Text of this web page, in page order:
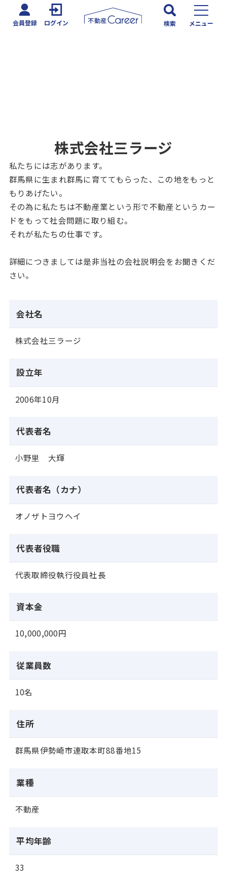
会員登録 ログイン 検索 メニュー
株式会社三ラージ
私たちには志があります。
群馬県に生まれ群馬に育ててもらった、この地をもっと
もりあげたい。
その為に私たちは不動産業という形で不動産というカー
ドをもって社会問題に取り組む。
それが私たちの仕事です。
詳細につきましては是非当社の会社説明会をお聞きくだ
さい。
会社名
株式会社三ラージ
設立年
2006年10月
代表者名
小野里 大輝
代表者名（カナ）
オノザトヨウヘイ
代表者役職
代表取締役執行役員社長
資本金
10,000,000円
従業員数
10名
住所
群馬県伊勢崎市連取本町88番地15
業種
不動産
平均年齢
33